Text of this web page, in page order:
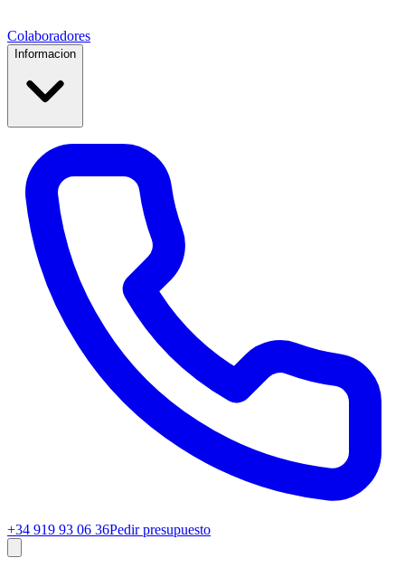
Colaboradores
Informacion
+34 919 93 06 36Pedir presupuesto